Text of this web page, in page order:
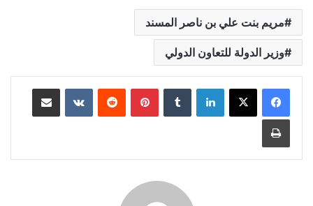
مريم بنت علي بن ناصر المسند
وزير الدولة للتعاون الدولي
لينكدإن بينتيريست ‏VKontakte